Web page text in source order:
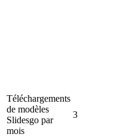
Téléchargements
de modèles
Slidesgo par
mois
3